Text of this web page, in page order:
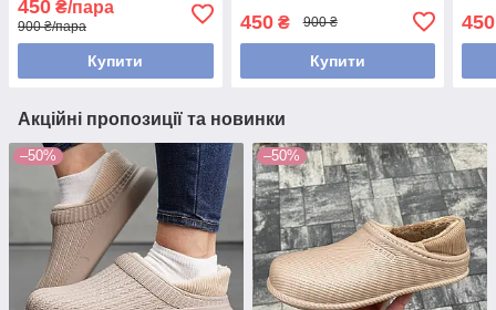
450 ₴/пара
900 ₴/пара
Купити
450₴ 900 ₴
Купити
450
Акційні пропозиції та новинки
–50% –50%